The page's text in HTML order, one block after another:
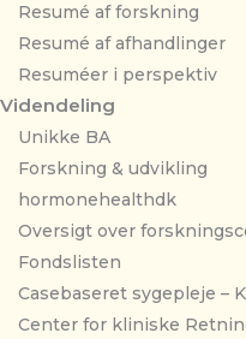
Resumé af forskning
Resumé af afhandlinger
Resuméer i perspektiv
Videndeling
Unikke BA
Forskning & udvikling
hormonehealthdk
Oversigt over
Fondslisten
Casebaseret sygepleje –
Center for kliniske